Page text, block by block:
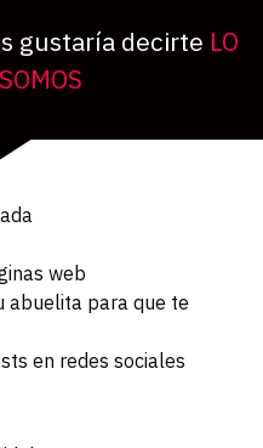
gustaría decirte LO
web
abuelita para que te
en redes sociales